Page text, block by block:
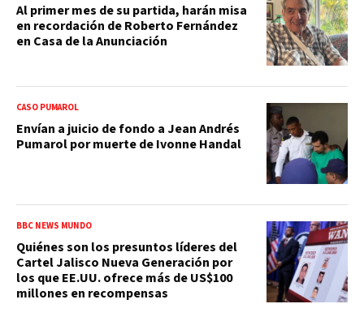
Al primer mes de su partida, harán misa
en recordación de Roberto Fernández
en Casa de la Anunciación
CASO PUMAROL
Envían a juicio de fondo a Jean Andrés
Pumarol por muerte de Ivonne Handal
BBC NEWS MUNDO
Quiénes son los presuntos líderes del
Cartel Jalisco Nueva Generación por
los que EE.UU. ofrece más de US$100
millones en recompensas